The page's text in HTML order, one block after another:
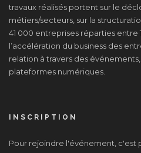
travaux réalisés portent sur le
métiers/secteurs, sur la
41 000 entreprises réparties entre
l’accélération du business des
relation à travers des
plateformes numériques.
INSCRIPTION
Pour rejoindre l'événement, c'est